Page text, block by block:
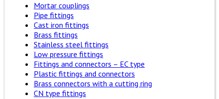
Mortar couplings
Pipe fittings
Cast iron fittings
Brass fittings
Stainless steel fittings
Low pressure fittings
Fittings and connectors – EC type
Plastic fittings and connectors
Brass connectors with a cutting ring
CN type fittings